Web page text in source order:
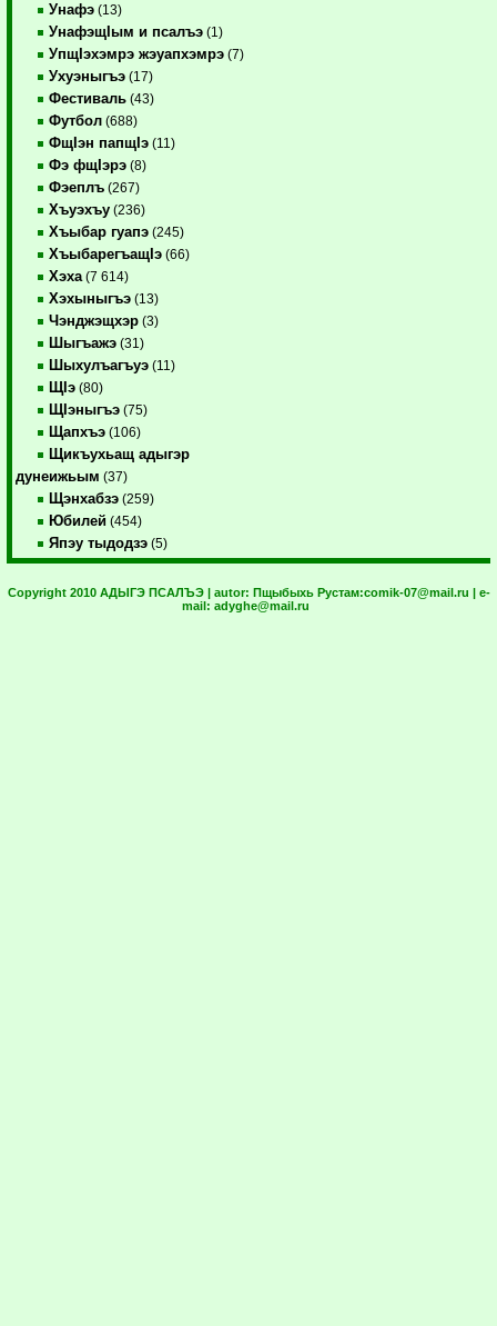
Унафэ (13)
УнафэщIым и псалъэ (1)
УпщIэхэмрэ жэуапхэмрэ (7)
Ухуэныгъэ (17)
Фестиваль (43)
Футбол (688)
ФщIэн папщIэ (11)
Фэ фщIэрэ (8)
Фэеплъ (267)
Хъуэхъу (236)
Хъыбар гуапэ (245)
ХъыбарегъащIэ (66)
Хэха (7 614)
Хэхыныгъэ (13)
Чэнджэщхэр (3)
Шыгъажэ (31)
Шыхулъагъуэ (11)
ЩIэ (80)
ЩIэныгъэ (75)
Щапхъэ (106)
Щикъухьащ адыгэр
дунеижьым (37)
Щэнхабзэ (259)
Юбилей (454)
Япэу тыдодзэ (5)
Copyright 2010 АДЫГЭ ПСАЛЪЭ | autor: Пщыбыхь Рустам:comik-07@mail.ru | e-
mail: adyghe@mail.ru